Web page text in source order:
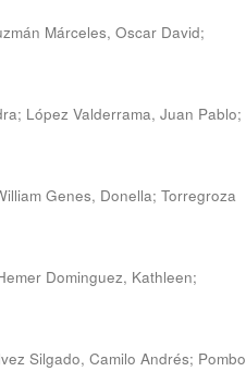
Márceles, Oscar David;
; López Valderrama, Juan Pablo;
Genes, Donella; Torregroza
Dominguez, Kathleen;
Silgado, Camilo Andrés; Pombo